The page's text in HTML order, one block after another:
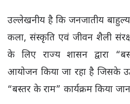
उल्लेखनीय है कि जनजातीय
कला, संस्कृति एवं जीवन शैली
के लिए राज्य शासन द्वारा
आयोजन किया जा रहा है जिसके
“बस्तर के राम” कार्यक्रम किया जाना